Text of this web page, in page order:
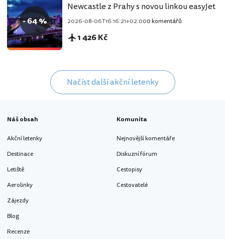
- 64 %
Newcastle z Prahy s novou linkou easyJet
2026-08-06T16:16:21+02:000 komentářů
1 426 Kč
Načíst další akční letenky
Náš obsah
Akční letenky
Destinace
Letiště
Aerolinky
Zájezdy
Blog
Recenze
Komunita
Nejnovější komentáře
Diskuzní fórum
Cestopisy
Cestovatelé